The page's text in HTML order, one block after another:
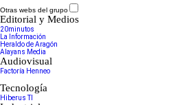
Otras webs del grupo
Editorial y Medios
20minutos
La Información
Heraldo de Aragón
Alayans Media
Audiovisual
Factoría Henneo
Tecnología
Hiberus TI